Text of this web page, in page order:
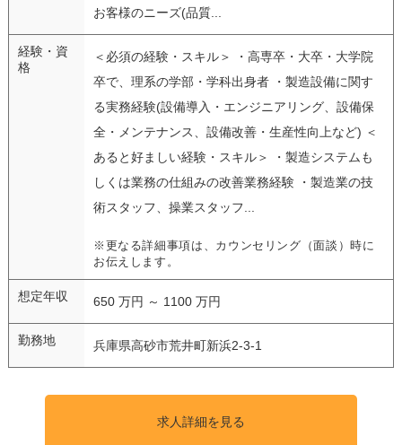
お客様のニーズ(品質...
経験・資
格
＜必須の経験・スキル＞ ・高専卒・大卒・大学院
卒で、理系の学部・学科出身者 ・製造設備に関す
る実務経験(設備導入・エンジニアリング、設備保
全・メンテナンス、設備改善・生産性向上など) ＜
あると好ましい経験・スキル＞ ・製造システムも
しくは業務の仕組みの改善業務経験 ・製造業の技
術スタッフ、操業スタッフ...
※更なる詳細事項は、カウンセリング（面談）時に
お伝えします。
想定年収 650 万円 ～ 1100 万円
勤務地 兵庫県高砂市荒井町新浜2-3-1
求人詳細を見る